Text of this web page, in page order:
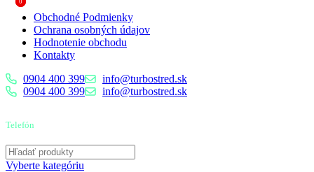
Obchodné Podmienky
Ochrana osobných údajov
Hodnotenie obchodu
Kontakty
0904 400 399
info@turbostred.sk
0904 400 399
info@turbostred.sk
Telefón
Vyberte kategóriu
0
0